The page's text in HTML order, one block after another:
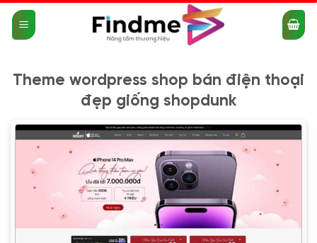
qua
nội
Theme wordpress shop bán điện thoại
đẹp giống shopdunk